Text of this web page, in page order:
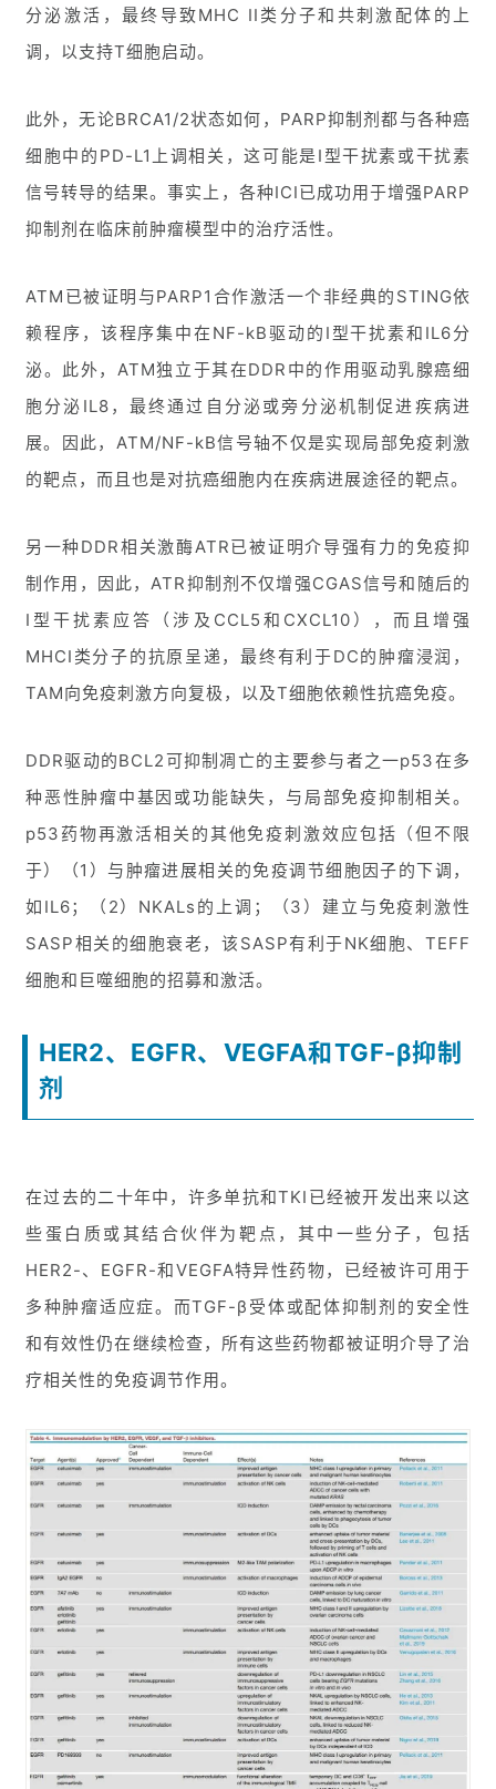
台
代
学
苑
l
E
g
s
h
联
系
我
们
登录 注册
分泌激活，最终导致MHC II类分子和共刺激配体的上
调，以支持T细胞启动。
此外，无论BRCA1/2状态如何，PARP抑制剂都与各种癌
细胞中的PD-L1上调相关，这可能是I型干扰素或干扰素
信号转导的结果。事实上，各种ICI已成功用于增强PARP
抑制剂在临床前肿瘤模型中的治疗活性。
ATM已被证明与PARP1合作激活一个非经典的STING依
赖程序，该程序集中在NF-kB驱动的I型干扰素和IL6分
泌。此外，ATM独立于其在DDR中的作用驱动乳腺癌细
胞分泌IL8，最终通过自分泌或旁分泌机制促进疾病进
展。因此，ATM/NF-kB信号轴不仅是实现局部免疫刺激
的靶点，而且也是对抗癌细胞内在疾病进展途径的靶点。
另一种DDR相关激酶ATR已被证明介导强有力的免疫抑
制作用，因此，ATR抑制剂不仅增强CGAS信号和随后的
I型干扰素应答（涉及CCL5和CXCL10），而且增强
MHCI类分子的抗原呈递，最终有利于DC的肿瘤浸润，
TAM向免疫刺激方向复极，以及T细胞依赖性抗癌免疫。
DDR驱动的BCL2可抑制凋亡的主要参与者之一p53在多
种恶性肿瘤中基因或功能缺失，与局部免疫抑制相关。
p53药物再激活相关的其他免疫刺激效应包括（但不限
于）（1）与肿瘤进展相关的免疫调节细胞因子的下调，
如IL6；（2）NKALs的上调；（3）建立与免疫刺激性
SASP相关的细胞衰老，该SASP有利于NK细胞、TEFF
细胞和巨噬细胞的招募和激活。
HER2、EGFR、VEGFA和TGF-β抑制
剂
在过去的二十年中，许多单抗和TKI已经被开发出来以这
些蛋白质或其结合伙伴为靶点，其中一些分子，包括
HER2-、EGFR-和VEGFA特异性药物，已经被许可用于
多种肿瘤适应症。而TGF-β受体或配体抑制剂的安全性
和有效性仍在继续检查，所有这些药物都被证明介导了治
疗相关性的免疫调节作用。